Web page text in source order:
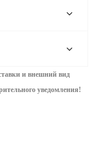
и внешний вид
уведомления!